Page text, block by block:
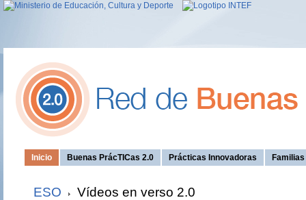
Inicio Buenas PrácTICas 2.0 Prácticas Innovadoras
ESO Vídeos en verso 2.0